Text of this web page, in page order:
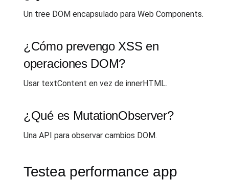
Un tree DOM encapsulado para Web Components.
¿Cómo prevengo XSS en
operaciones DOM?
Usar textContent en vez de innerHTML.
¿Qué es MutationObserver?
Una API para observar cambios DOM.
Testea performance app